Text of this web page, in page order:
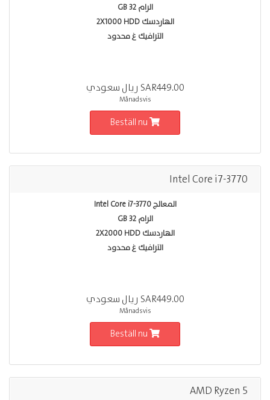
الرام 32 GB
الهاردسك 2X1000 HDD
الترافيك غ محدود
SAR449.00 ريال سعودي
Månadsvis
Intel Core i7-3770
المعالج Intel Core i7-3770
الرام 32 GB
الهاردسك 2X2000 HDD
الترافيك غ محدود
SAR449.00 ريال سعودي
Månadsvis
AMD Ryzen 5